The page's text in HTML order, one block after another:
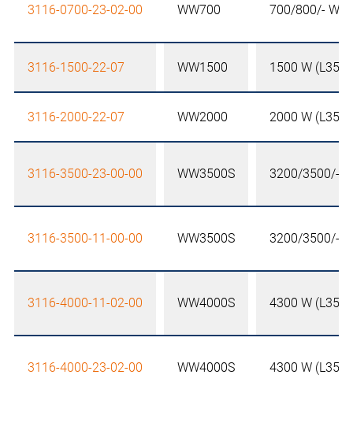
3116-0700-23-02-00 WW700 700/800/- W
3116-1500-22-07 WW1500 1500 W (L35-
3116-2000-22-07 WW2000 2000 W (L35-
3116-3500-23-00-00 WW3500S 3200/3500/- W
3116-3500-11-00-00 WW3500S 3200/3500/- W
3116-4000-11-02-00 WW4000S 4300 W (L35-
3116-4000-23-02-00 WW4000S 4300 W (L35-